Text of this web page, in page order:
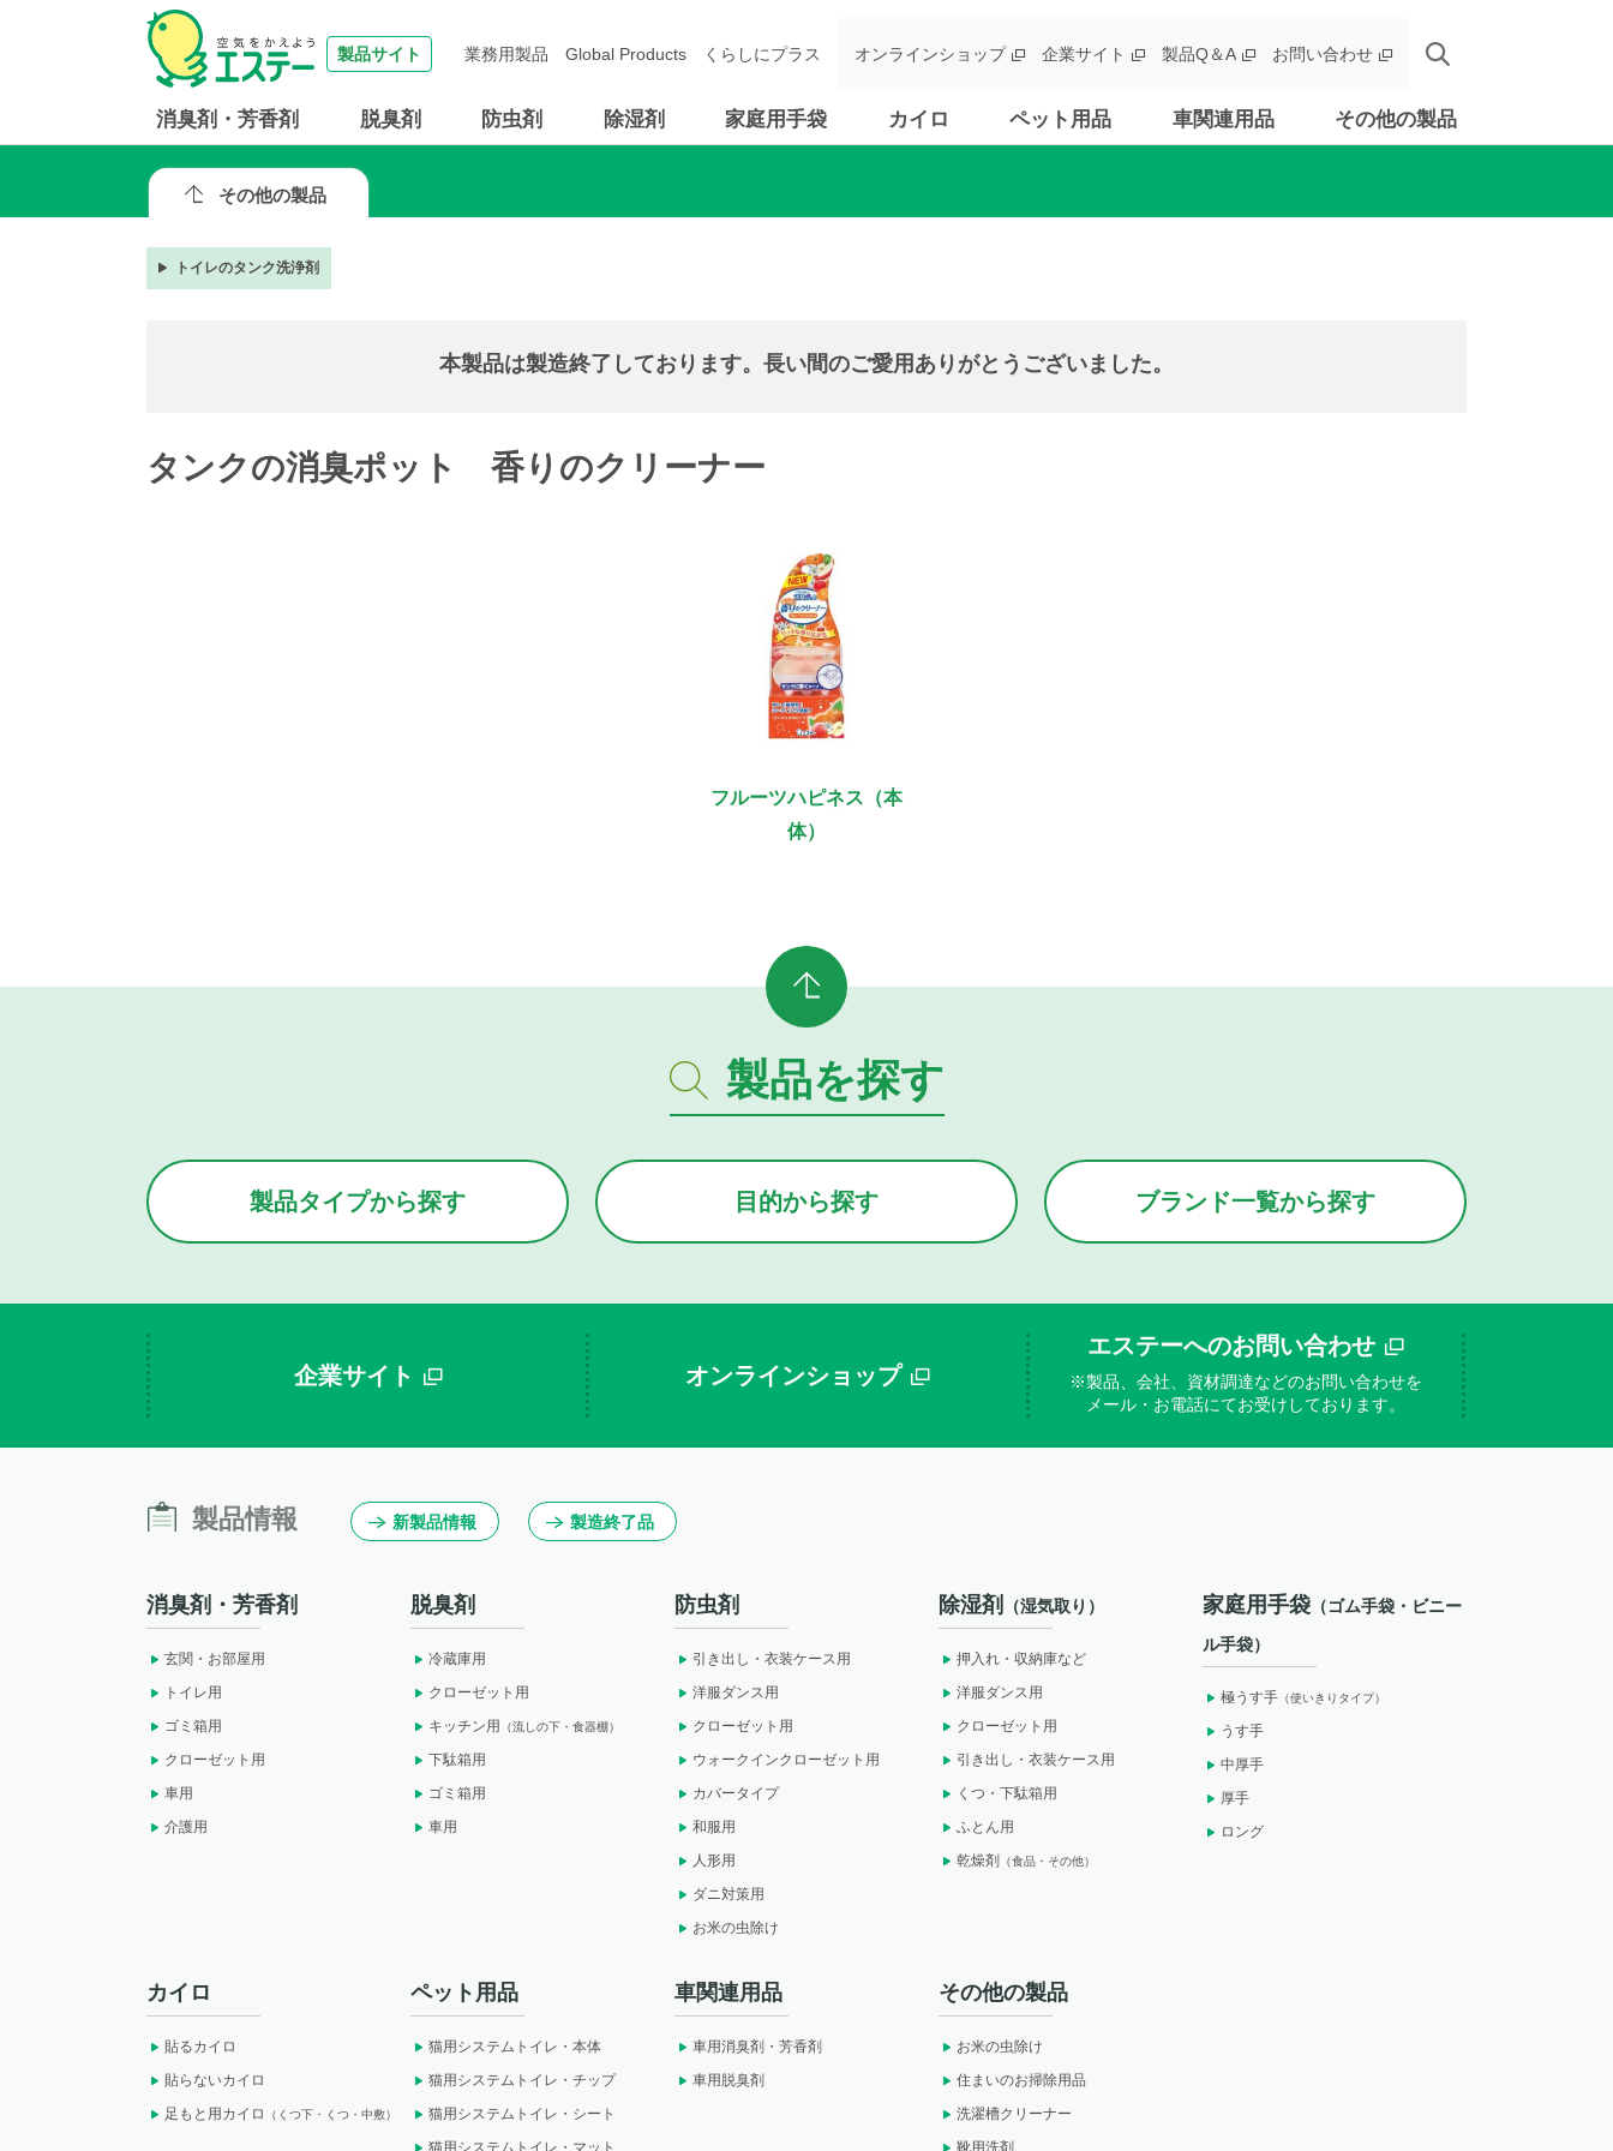
製品サイト
消臭剤・芳香剤 脱臭剤 防虫剤 除湿剤 家庭用手袋 カイロ ペット用品 車関連用品 その他の製品
業務用製品 Global Products くらしにプラス オンラインショップ 企業サイト 製品Q＆A お問い合わせ
その他の製品
トイレのタンク洗浄剤
本製品は製造終了しております。 長い間のご愛用ありがとうございました。
タンクの消臭ポット 香りのクリーナー
フルーツハピネス（本
体）
製品を探す
製品タイプから探す 目的から探す ブランド一覧から探す
企業サイト オンラインショップ
エステーへのお問い合わせ
※製品、会社、資材調達などのお問い合わせを
メール・お電話にてお受けしております。
製品情報 新製品情報 製造終了品
消臭剤・芳香剤
玄関・お部屋用
トイレ用
ゴミ箱用
クローゼット用
車用
介護用
脱臭剤
冷蔵庫用
クローゼット用
キッチン用
（流しの下・食器棚）
下駄箱用
ゴミ箱用
車用
防虫剤
引き出し・衣装ケース用
洋服ダンス用
クローゼット用
ウォークインクローゼット用
カバータイプ
和服用
人形用
ダニ対策用
お米の虫除け
除湿剤 （湿気取り）
押入れ・収納庫など
洋服ダンス用
クローゼット用
引き出し・衣装ケース用
くつ・下駄箱用
ふとん用
乾燥剤
（食品・その他）
家庭用手袋 （ゴム手袋・ビニー
ル手袋）
極うす手 （使いきりタイプ）
うす手
中厚手
厚手
ロング
カイロ
貼るカイロ
貼らないカイロ
足もと用カイロ
（くつ下・くつ・中敷）
ペット用品
猫用システムトイレ・本体
猫用システムトイレ・チップ
猫用システムトイレ・シート
猫用システムトイレ・マット
車関連用品
車用消臭剤・芳香剤
車用脱臭剤
その他の製品
お米の虫除け
住まいのお掃除用品
洗濯槽クリーナー
靴用洗剤